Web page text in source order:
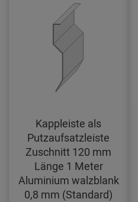
Kappleiste als
Putzaufsatzleiste
Zuschnitt 120 mm
Länge 1 Meter
Aluminium walzblank
0,8 mm (Standard)